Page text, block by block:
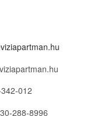
012
288-8996